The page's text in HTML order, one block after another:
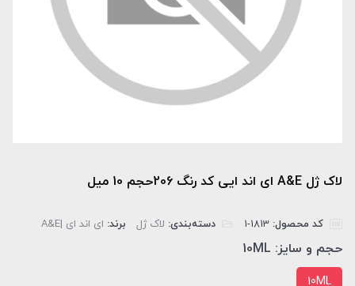
لاک ژل A&E ای اند ایی کد رنگ 206حجم 10 میل
کد محصول: دسته‌بندی: لاک ژل برند: ای اند ای |A&E
حجم و سایز: 10ML
10ML